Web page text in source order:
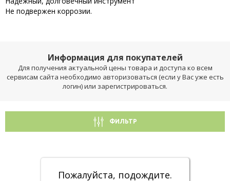
Не подвержен коррозии.
Информация для покупателей
Для получения актуальной цены товара и доступа ко всем
сервисам сайта необходимо авторизоваться (если у Вас уже есть
логин) или зарегистрироваться.
ФИЛЬТР
Пожалуйста, подождите.